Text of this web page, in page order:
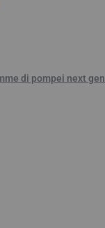
di pompei next gen